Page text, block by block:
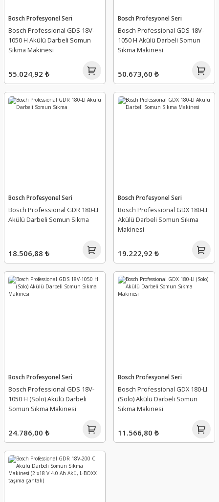
Bosch Profesyonel Seri
Bosch Professional GDS 18V-
1050 H Akülü Darbeli Somun
Sıkma Makinesi
55.024,92 ₺
Bosch Profesyonel Seri
Bosch Professional GDS 18V-
1050 H Akülü Darbeli Somun
Sıkma Makinesi
50.673,60 ₺
Bosch Profesyonel Seri
Bosch Professional GDR 180-LI
Akülü Darbeli Somun Sıkma
18.506,88 ₺
Bosch Profesyonel Seri
Bosch Professional GDX 180-LI
Akülü Darbeli Somun Sıkma
Makinesi
19.222,92 ₺
Bosch Profesyonel Seri
Bosch Professional GDS 18V-
1050 H (Solo) Akülü Darbeli
Somun Sıkma Makinesi
24.786,00 ₺
Bosch Profesyonel Seri
Bosch Professional GDX 180-LI
(Solo) Akülü Darbeli Somun
Sıkma Makinesi
11.566,80 ₺